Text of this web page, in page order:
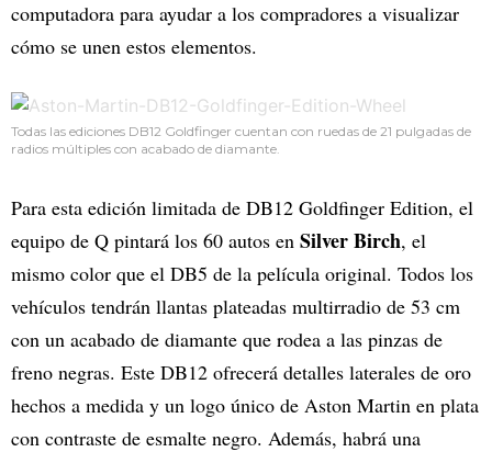
computadora para ayudar a los compradores a visualizar
cómo se unen estos elementos.
Todas las ediciones DB12 Goldfinger cuentan con ruedas de 21 pulgadas de
radios múltiples con acabado de diamante.
Para esta edición limitada de DB12 Goldfinger Edition, el
equipo de Q pintará los 60 autos en Silver Birch, el
mismo color que el DB5 de la película original. Todos los
vehículos tendrán llantas plateadas multirradio de 53 cm
con un acabado de diamante que rodea a las pinzas de
freno negras. Este DB12 ofrecerá detalles laterales de oro
hechos a medida y un logo único de Aston Martin en plata
con contraste de esmalte negro. Además, habrá una